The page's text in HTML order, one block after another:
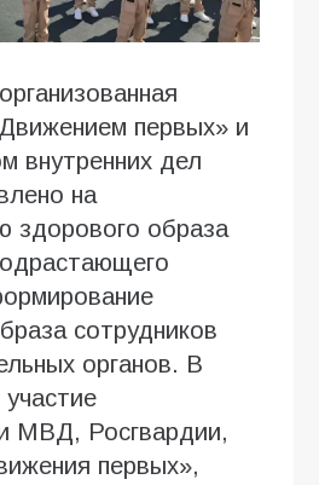
первых» и
внутренних дел
на
здорового образа
сотрудников
органов. В
МВД, Росгвардии,
первых»,